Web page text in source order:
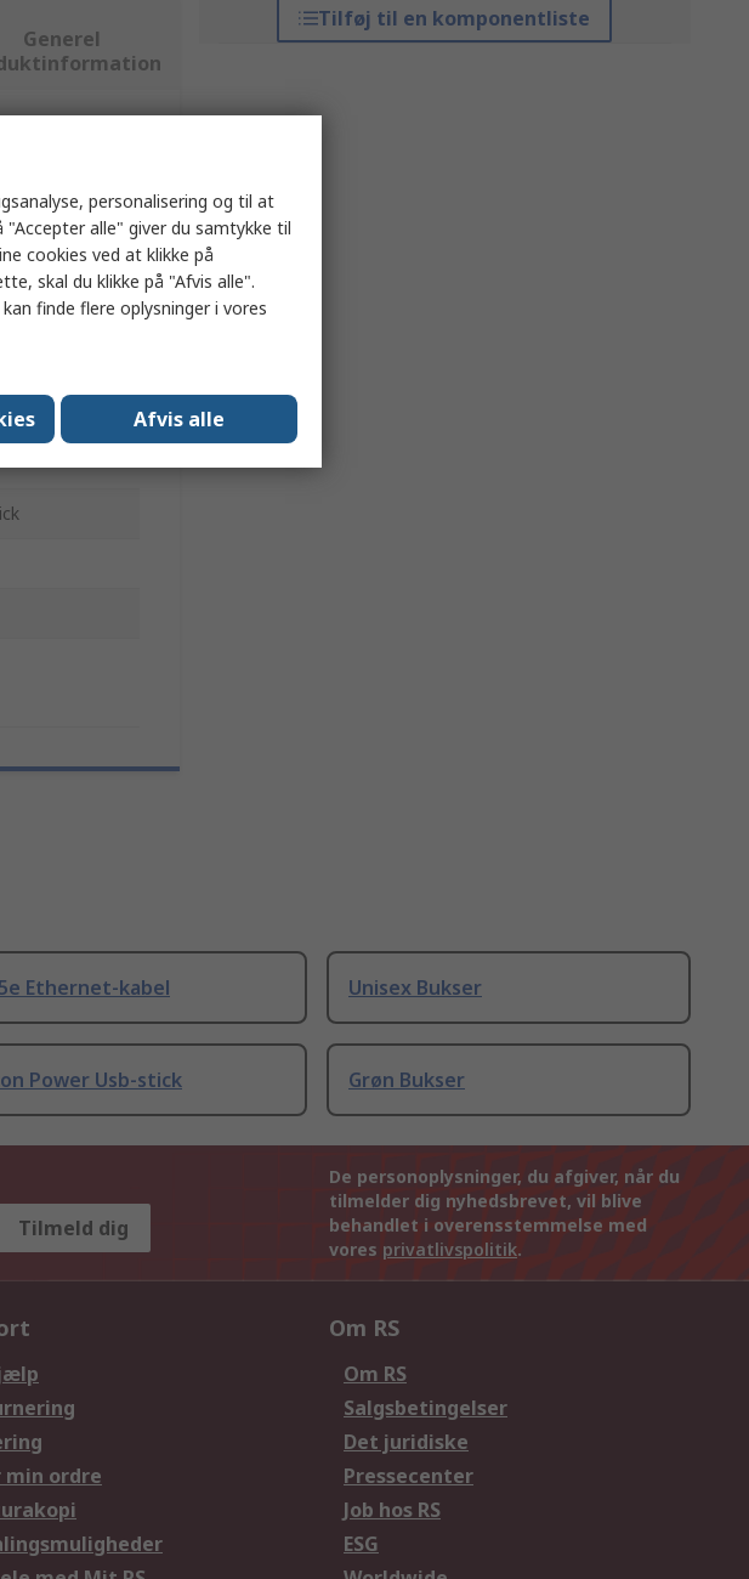
Tilføj til en komponentliste
Generel
Ethernet-kabel Unisex Bukser
Power Usb-stick Grøn Bukser
Tilmeld dig
De personoplysninger, du afgiver, når du
tilmelder dig nyhedsbrevet, vil blive
behandlet i overensstemmelse med
vores privatlivspolitik.
min ordre
Om RS
Om RS
Salgsbetingelser
Det juridiske
Pressecenter
Job hos RS
ESG
personalisering og til at
alle" giver du samtykke til
cookies ved at klikke på
skal du klikke på "Afvis alle".
finde flere oplysninger i vores
Afvis alle